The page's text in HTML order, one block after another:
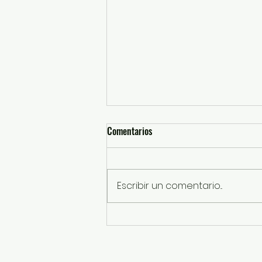
Acerca GEM riqueza cultural de
Comentarios
Escribir un comentario...